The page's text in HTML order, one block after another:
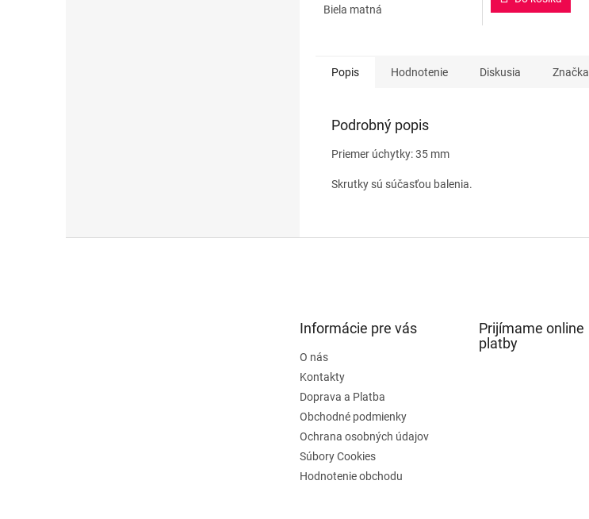
Biela matná
Popis Hodnotenie Diskusia Značka
Podrobný popis
Priemer úchytky: 35 mm
Skrutky sú súčasťou balenia.
Informácie pre vás
O nás
Kontakty
Doprava a Platba
Obchodné podmienky
Ochrana osobných údajov
Súbory Cookies
Hodnotenie obchodu
Prijímame online
platby